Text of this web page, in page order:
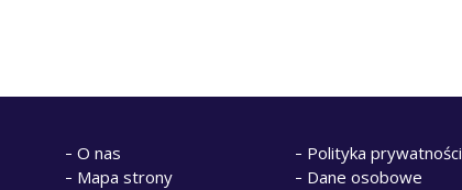
O nas
Mapa strony
Polityka prywatności
Dane osobowe